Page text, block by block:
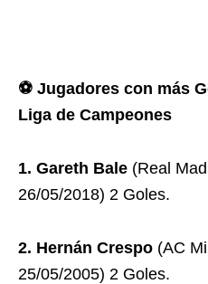
⚽ Jugadores con más
Liga de Campeones
1. Gareth Bale (Real
26/05/2018) 2 Goles.
2. Hernán Crespo (AC
25/05/2005) 2 Goles.